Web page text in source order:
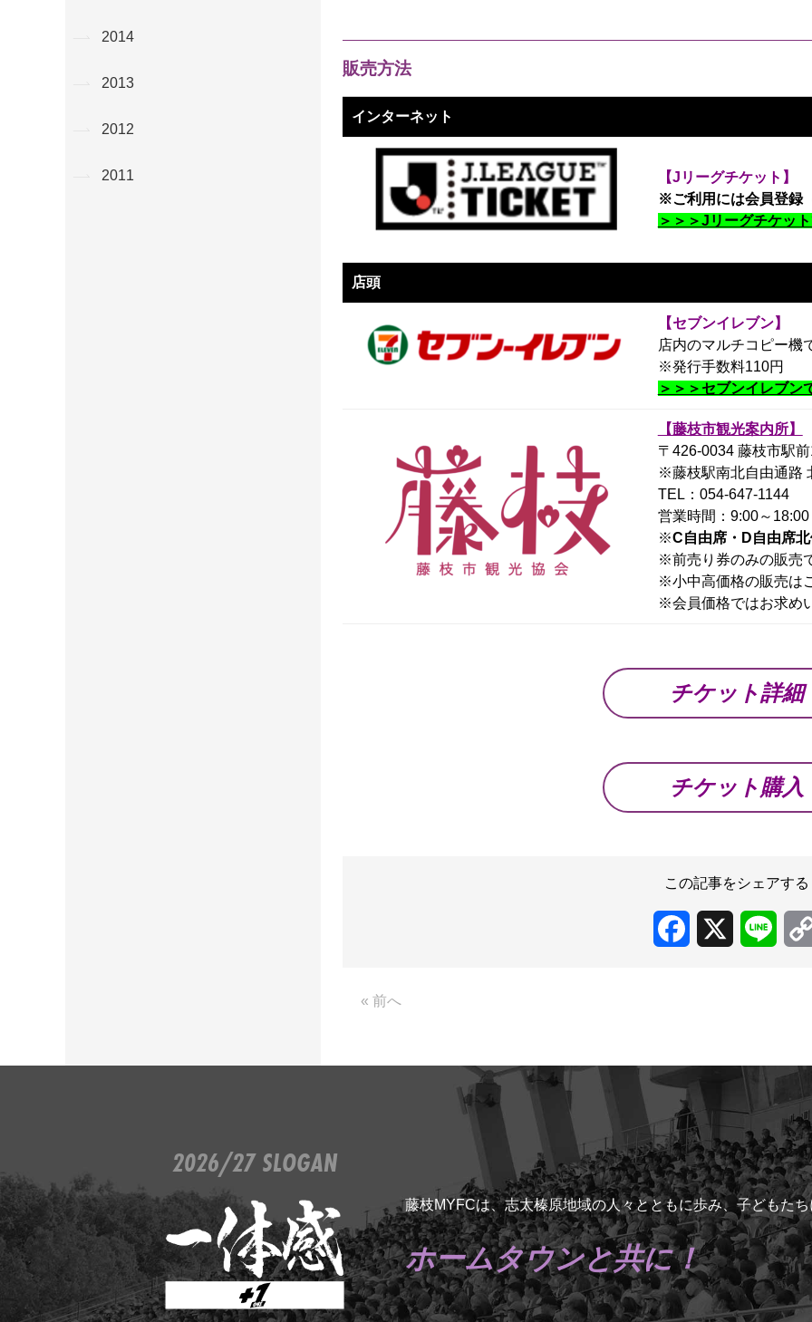
販売方法
インターネット
【Jリーグチケット】
※ご利用には会員登録
＞＞＞Jリーグチケッ
店頭
【セブンイレブン】
店内のマルチコピー機
※発行手数料110円
＞＞＞セブンイレブン
【藤枝市観光案内所】
〒426-0034 藤枝市駅
※藤枝駅南北自由通路
TEL：054-647-1144
営業時間：9:00～18:00
※C自由席・D自由席
※前売り券のみの販売
※小中高価格の販売は
※会員価格ではお求め
チケット詳細
チケット購入
この記事をシェアする
Facebook Line
« 前へ
2014
2013
2012
2011
2026/27 SLOGAN
藤枝MYFCは、志太榛原地域の人々とともに歩み、子どもた
ホームタウンと共に！